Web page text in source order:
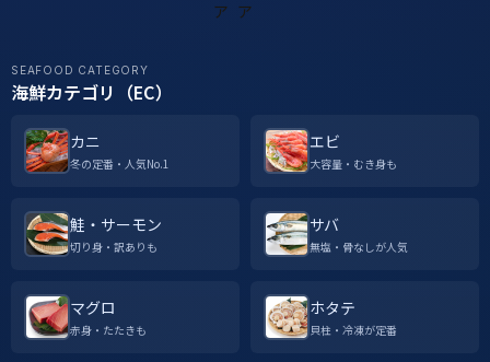
SEAFOOD CATEGORY
海鮮カテゴリ（EC）
カニ
冬の定番・人気No.1
エビ
大容量・むき身も
鮭・サーモン
切り身・訳ありも
サバ
無塩・骨なしが人気
マグロ
赤身・たたきも
ホタテ
貝柱・冷凍が定番